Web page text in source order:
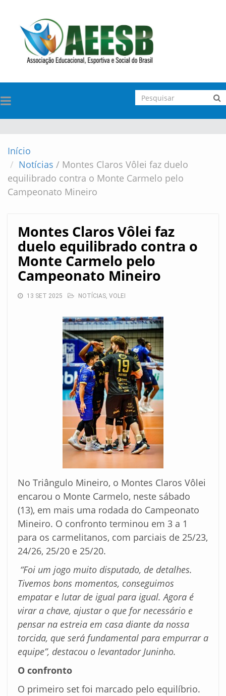
TOGGLE
NAVIGATION
Início
Notícias / Montes Claros Vôlei faz duelo
equilibrado contra o Monte Carmelo pelo
Campeonato Mineiro
Montes Claros Vôlei faz
duelo equilibrado contra o
Monte Carmelo pelo
Campeonato Mineiro
13 SET 2025 NOTÍCIAS, VOLEI
No Triângulo Mineiro, o Montes Claros Vôlei
encarou o Monte Carmelo, neste sábado
(13), em mais uma rodada do Campeonato
Mineiro. O confronto terminou em 3 a 1
para os carmelitanos, com parciais de 25/23,
24/26, 25/20 e 25/20.
“Foi um jogo muito disputado, de detalhes.
Tivemos bons momentos, conseguimos
empatar e lutar de igual para igual. Agora é
virar a chave, ajustar o que for necessário e
pensar na estreia em casa diante da nossa
torcida, que será fundamental para empurrar a
equipe”, destacou o levantador Juninho.
O confronto
O primeiro set foi marcado pelo equilíbrio.